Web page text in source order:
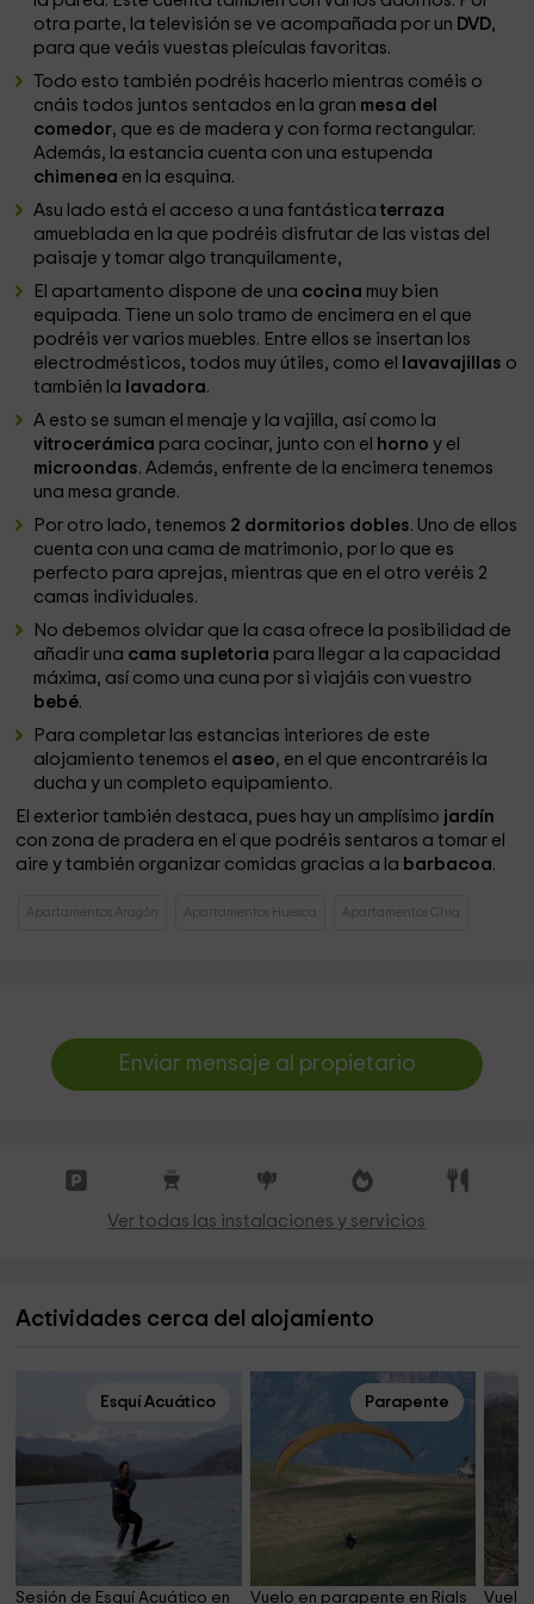
otra parte, la televisión se ve acompañada por un DVD,
para que veáis vuestas pleículas favoritas.
Todo esto también podréis hacerlo mientras coméis o
cnáis todos juntos sentados en la gran mesa del
comedor, que es de madera y con forma rectangular.
Además, la estancia cuenta con una estupenda
chimenea en la esquina.
Asu lado está el acceso a una fantásticaterraza
amueblada en la que podréis disfrutar de las vistas del
paisaje y tomar algo tranquilamente,
El apartamento dispone de una cocina muy bien
equipada. Tiene un solo tramo de encimera en el que
podréis ver varios muebles. Entre ellos se insertan los
electrodmésticos, todos muy útiles, como el
lavavajillas o
también la lavadora.
A esto se suman el menaje y la vajilla, así como la
vitrocerámica para cocinar, junto con el hornoy el
microondas. Además, enfrente de la encimera tenemos
una mesa grande.
Por otro lado, tenemos 2 dormitorios dobles. Uno de ellos
cuenta con una cama de matrimonio, por lo que es
perfecto para aprejas, mientras que en el otro veréis 2
camas individuales.
No debemos olvidar que la casa ofrece la posibilidad de
añadir una cama supletoria para llegar a la capacidad
máxima, así como una cuna por si viajáis con vuestro
bebé.
Para completar las estancias interiores de este
alojamiento tenemos el aseo, en el que encontraréis la
ducha y un completo equipamiento.
El exterior también destaca, pues hay un amplísimo jardín
con zona de pradera en el que podréis sentaros a tomar el
aire y también organizar comidas gracias a la barbacoa.
Apartamentos Aragón Apartamentos Huesca Apartamentos Chia
Enviar mensaje al propietario
Ver todas las instalaciones y servicios
Actividades cerca del alojamiento
Esquí Acuático
Sesión de Esquí Acuático en
Parapente
Vuelo en parapente en Rials Vuelo